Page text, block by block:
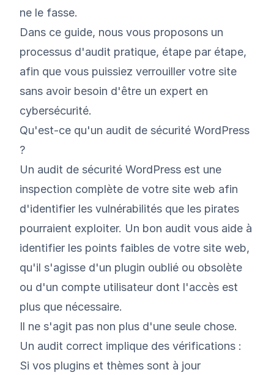
ne le fasse.
Dans ce guide, nous vous proposons un
processus d'audit pratique, étape par étape,
afin que vous puissiez verrouiller votre site
sans avoir besoin d'être un expert en
cybersécurité.
Qu'est-ce qu'un audit de sécurité WordPress
?
Un audit de sécurité WordPress est une
inspection complète de votre site web afin
d'identifier les vulnérabilités que les pirates
pourraient exploiter. Un bon audit vous aide à
identifier les points faibles de votre site web,
qu'il s'agisse d'un plugin oublié ou obsolète
ou d'un compte utilisateur dont l'accès est
plus que nécessaire.
Il ne s'agit pas non plus d'une seule chose.
Un audit correct implique des vérifications :
Si vos plugins et thèmes sont à jour